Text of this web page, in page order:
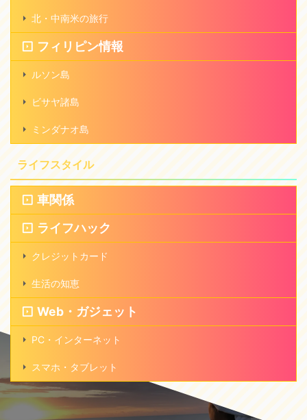
北・中南米の旅行
フィリピン情報
ルソン島
ビサヤ諸島
ミンダナオ島
ライフスタイル
車関係
ライフハック
クレジットカード
生活の知恵
Web・ガジェット
PC・インターネット
スマホ・タブレット